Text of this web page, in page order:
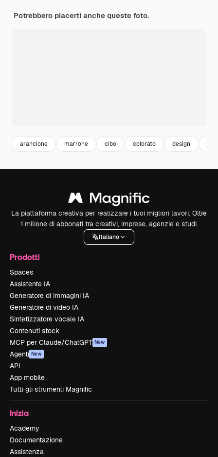
Potrebbero piacerti anche queste foto.
arancione marrone cibo colorato design
La piattaforma creativa per realizzare i tuoi migliori lavori. Oltre
1 milione di abbonati tra creativi, imprese, agenzie e studi.
Italiano
Prodotti
Spaces
Assistente IA
Generatore di immagini IA
Generatore di video IA
Sintetizzatore vocale IA
Contenuti stock
MCP per Claude/ChatGPT New
Agenti New
API
App mobile
Tutti gli strumenti Magnific
Inizia
Academy
Documentazione
Assistenza